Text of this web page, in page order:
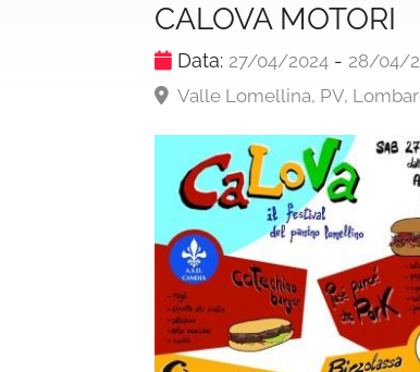
CALOVA MOTORI
Data: 27/04/2024 - 28/04/
Valle Lomellina, PV,